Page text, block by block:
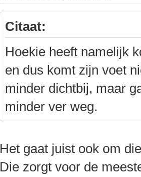
Citaat:
Hoekie heeft namelijk
en dus komt zijn voet
minder dichtbij, maar
minder ver weg.
Het gaat juist ook om
Die zorgt voor de